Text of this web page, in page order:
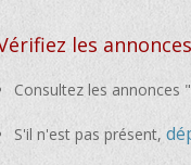
les
Consultez les annonces "
S'il n'est pas présent,